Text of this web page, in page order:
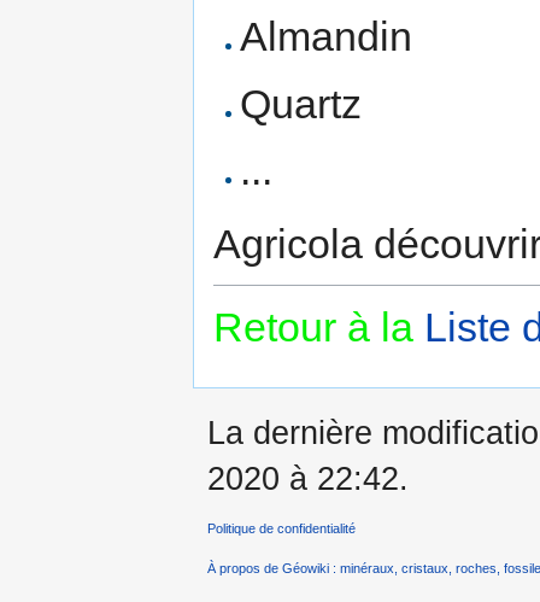
Almandin
Quartz
...
Agricola
Retour à la Liste
La dernière
2020 à 22:42.
Politique de confidentialité
À propos de Géowiki : minéraux, cristaux, roches,